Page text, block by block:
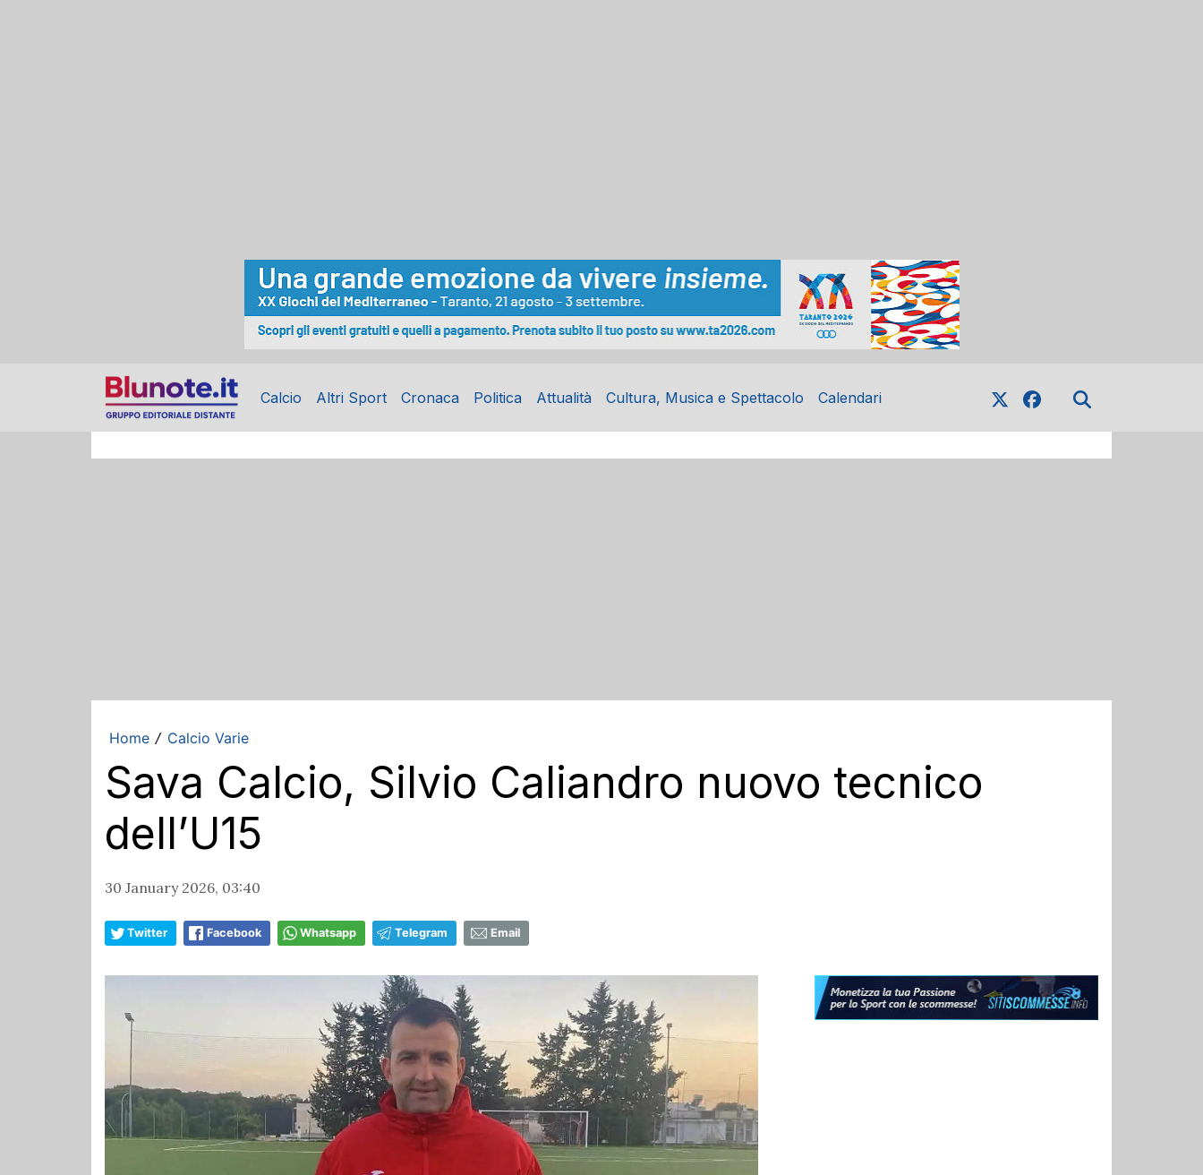
Calcio Altri Sport Cronaca Politica Attualità Cultura, Musica e Spettacolo Calendari
Home / Calcio Varie
Sava Calcio, Silvio Caliandro nuovo tecnico
dell’U15
30 January 2026, 03:40
Twitter Facebook Whatsapp Telegram Email